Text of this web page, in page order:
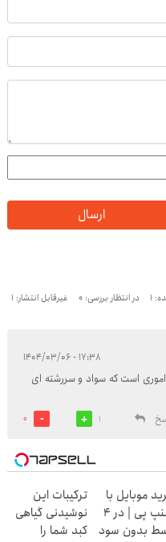
ارسال
1 در انتظار بررسی: 0 غیرقابل انتشار: 1
۱۷:۳۸ - ۱۴۰۴/۰۳/۰۶
است که سواد و سررشته ای
1
0
موبایل با
اسنپ پی | در ۴
بدون سود
ترکیبات این
نوشیدنی گیاهی
کبد شما را